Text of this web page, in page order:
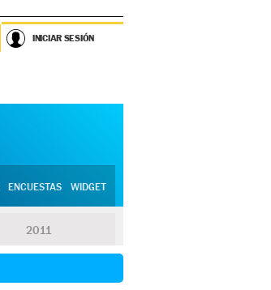
INICIAR SESIÓN
ENCUESTAS WIDGET
2011